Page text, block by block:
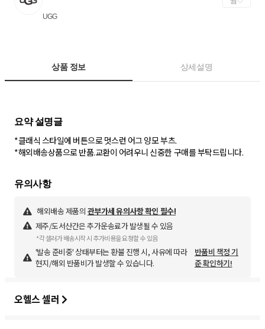
UGG
상품 정보 상세설명
요약 설명글
*클래식 스타일에 버튼으로 멋스런 어그 양모 부츠.
유의사항
해외배송 제품의 관부가세 유의사항 확인 필수!
제주/도서산간은 추가운송료가 발생될 수 있음
*각 셀러가 배송시작 시 추가비용을 요청할 수 있음
'발송 준비중' 상태부터는 환불 진행 시, 사유에 따라
현지/해외 반품비가 발생할 수 있습니다.
반품비 책정 기
준 확인하기!
오헬스 셀러